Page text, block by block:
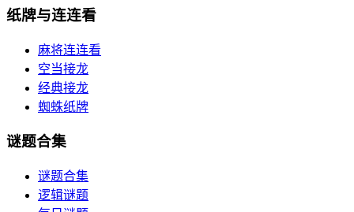
纸牌与连连看
麻将连连看
空当接龙
经典接龙
蜘蛛纸牌
谜题合集
谜题合集
逻辑谜题